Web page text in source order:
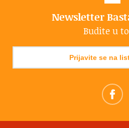
Newsletter
Budite u
Prijavite se na